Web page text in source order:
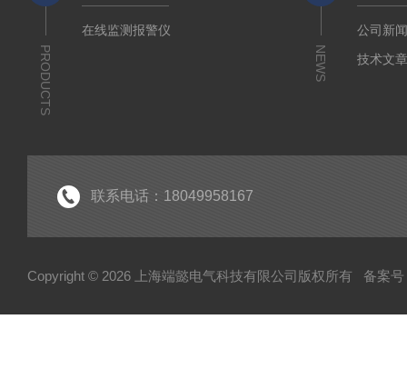
PRODUCTS
在线监测报警仪
NEWS
公司新
技术文
联系电话：18049958167
Copyright © 2026 上海端懿电气科技有限公司版权所有 备案号